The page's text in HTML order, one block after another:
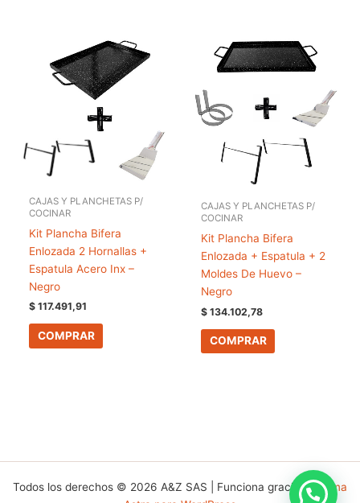
CAJAS Y PLANCHETAS P/
COCINAR
Kit Plancha Bifera
Enlozada 2 Hornallas +
Espatula Acero Inx –
Negro
$ 117.491,91
COMPRAR
CAJAS Y PLANCHETAS P/
COCINAR
Kit Plancha Bifera
Enlozada + Espatula + 2
Moldes De Huevo –
Negro
$ 134.102,78
COMPRAR
Todos los derechos © 2026 A&Z SAS | Funciona gracias aTema